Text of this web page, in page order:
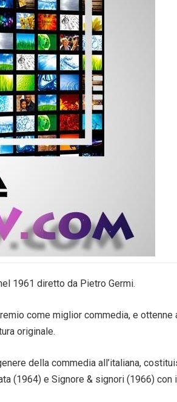
1961 diretto da Pietro Germi.
come miglior commedia, e ottenne
originale.
della commedia all’italiana,
(1964) e Signore & signori (1966)